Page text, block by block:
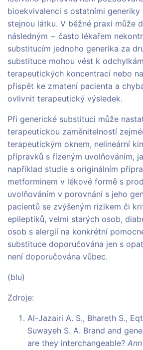
bioekvivalenci s ostatními generiky
stejnou látku. V běžné praxi může
následným − často lékařem
substitucím jednoho generika za
substituce mohou vést k
terapeutických koncentrací nebo
přispět ke zmatení pacienta a
ovlivnit terapeutický výsledek.
Při generické substituci může
terapeutickou zaměnitelností
terapeutickým oknem, nelineární
přípravků s řízeným uvolňováním,
například studie s originálním
metforminem v lékové formě s
uvolňováním v porovnání s jeho
pacientů se zvýšeným rizikem či
epileptiků, velmi starých osob,
osob s alergií na konkrétní
substituce doporučována jen s
není doporučována vůbec.
(blu)
Zdroje:
Al-Jazairi A. S., Bhareth S.,
Suwayeh S. A. Brand and
are they interchangeable?